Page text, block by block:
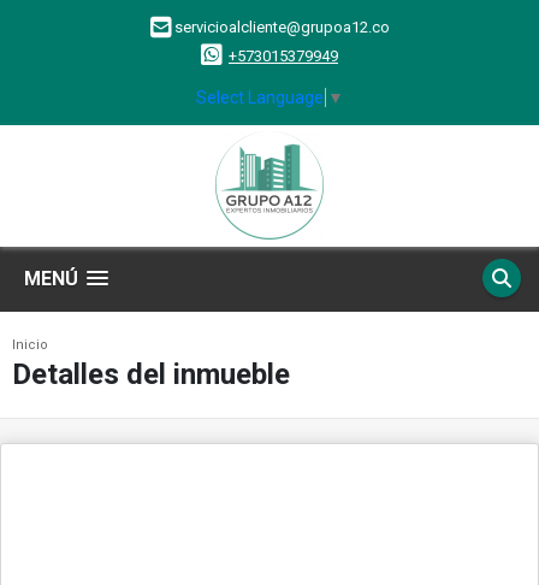
servicioalcliente@grupoa12.co
+573015379949
Select Language ▼
MENÚ
Inicio
Detalles del inmueble